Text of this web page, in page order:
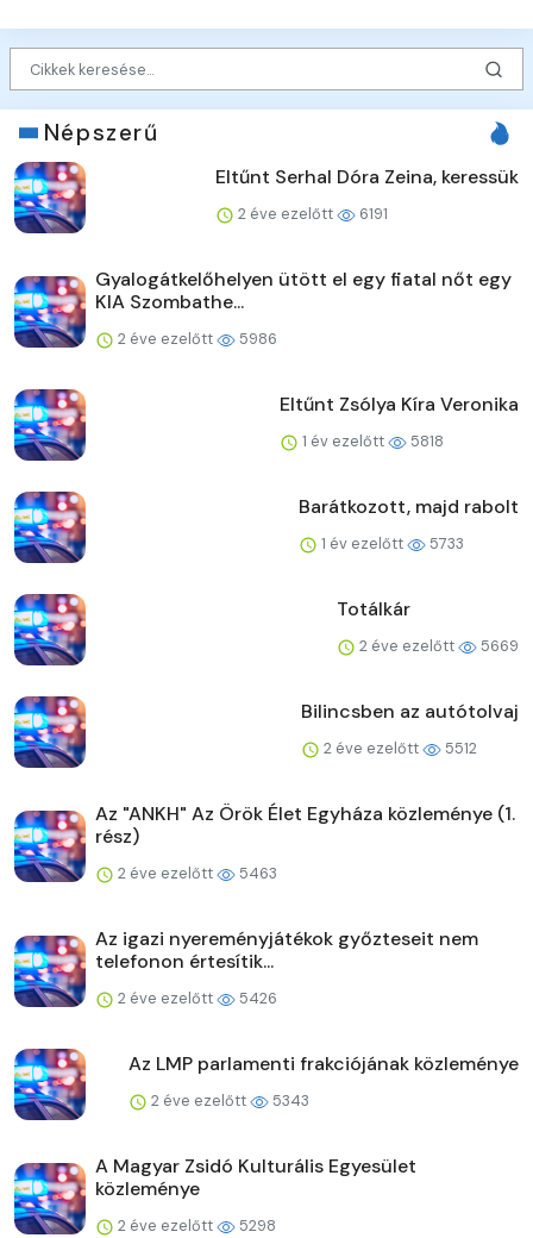
Népszerű
Eltűnt Serhal Dóra Zeina, keressük
2 éve ezelőtt 6191
Gyalogátkelőhelyen ütött el egy fiatal nőt egy
KIA Szombathe...
2 éve ezelőtt 5986
Eltűnt Zsólya Kíra Veronika
1 év ezelőtt 5818
Barátkozott, majd rabolt
1 év ezelőtt 5733
Totálkár
2 éve ezelőtt 5669
Bilincsben az autótolvaj
2 éve ezelőtt 5512
Az "ANKH" Az Örök Élet Egyháza közleménye (1.
rész)
2 éve ezelőtt 5463
Az igazi nyereményjátékok győzteseit nem
telefonon értesítik...
2 éve ezelőtt 5426
Az LMP parlamenti frakciójának közleménye
2 éve ezelőtt 5343
A Magyar Zsidó Kulturális Egyesület
közleménye
2 éve ezelőtt 5298